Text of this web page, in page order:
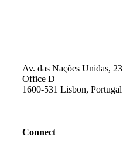
Av. das Nações Unidas, 23
Office D
1600-531 Lisbon, Portugal
Connect